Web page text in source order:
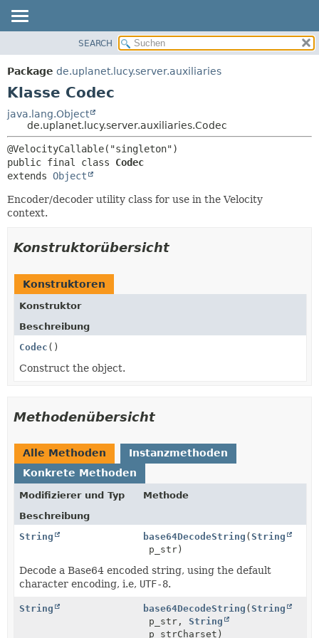
PACKAGE
KLASSE
BAUM
VERALTET
INDEX
ÜBERSICHT:
VERSCHACHTELT
METHODE
DETAILS:
METHODE
SEARCH
Package de.uplanet.lucy.server.auxiliaries
Klasse Codec
java.lang.Object
de.uplanet.lucy.server.auxiliaries.Codec
public final class Codec
extends Object
Encoder/decoder utility class for use in the Velocity
context.
Konstruktorübersicht
Konstruktoren
Konstruktor
Beschreibung
Codec ()
Construct the object.
Methodenübersicht
Alle Methoden
Instanzmethoden
Konkrete Methoden
Modifizierer und Typ
Methode
Beschreibung
String
base64DecodeString (String
p_str)
Decode a Base64 encoded string, using the default
character encoding, i.e, UTF-8.
String base64DecodeString (String
p_str,String
p_strCharset)